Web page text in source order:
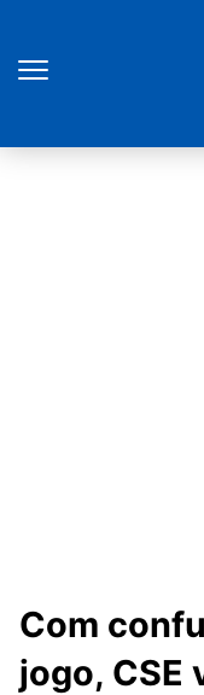
Com
jogo, CSE